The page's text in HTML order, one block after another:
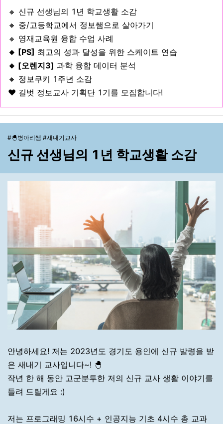
🔸 신규 선생님의 1년 학교생활 소감
🔸 중/고등학교에서 정보쌤으로 살아가기
🔸 영재교육원 융합 수업 사례
🔸 [PS] 최고의 성과 달성을 위한 스케이트 연습
🔸 [오렌지3] 과학 융합 데이터 분석
🔸 정보쿠키 1주년 소감
❤️ 길벗 정보교사 기획단 1기를 모집합니다!
#🐣병아리쌤 #새내기교사
신규 선생님의 1년 학교생활 소감
안녕하세요! 저는 2023년도 경기도 용인에 신규 발령을 받
은 새내기 교사입니다~! 🐣
작년 한 해 동안 고군분투한 저의 신규 교사 생활 이야기를
들려 드릴게요 :)
저는 프로그래밍 16시수 + 인공지능 기초 4시수 총 교과